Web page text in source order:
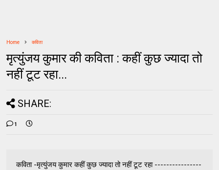
Home कविता
मृत्युंजय कुमार की कविता : कहीं कुछ ज्यादा तो
नहीं टूट रहा...
SHARE:
1
कविता -मृत्युंजय कुमार कहीं कुछ ज्यादा तो नहीं टूट रहा ----------------